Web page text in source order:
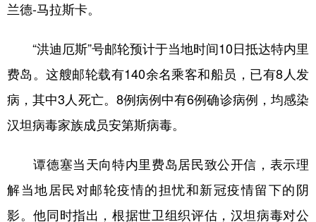
English
Русский язык 日本語 한국어
Deutsch Português
兰德-马拉斯卡。
“洪迪厄斯”号邮轮预计于当地时间10日抵达特内里
费岛。这艘邮轮载有140余名乘客和船员，已有8人发
病，其中3人死亡。8例病例中有6例确诊病例，均感染
汉坦病毒家族成员安第斯病毒。
谭德塞当天向特内里费岛居民致公开信，表示理
解当地居民对邮轮疫情的担忧和新冠疫情留下的阴
影。他同时指出，根据世卫组织评估，汉坦病毒对公